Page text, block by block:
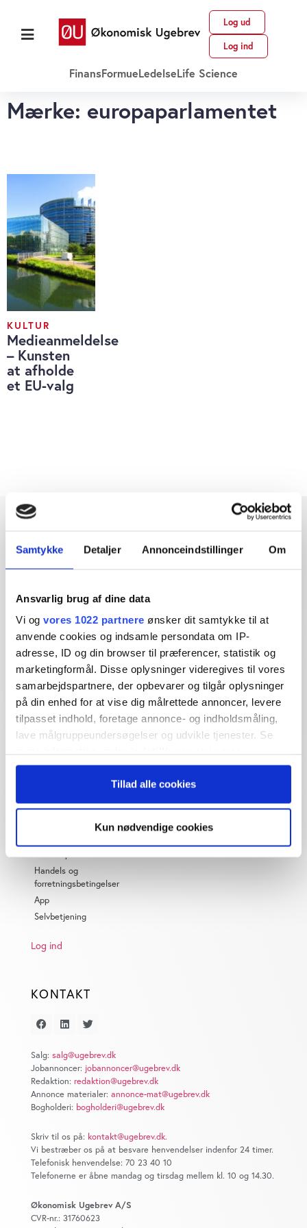
Samtykke Detaljer Annonceindstillinger Om
Ansvarlig brug af dine data
Vi og vores 1022 partnere ønsker dit samtykke til at
anvende cookies og indsamle persondata om IP-
adresse, ID og din browser til præferencer, statistik og
marketingformål. Disse oplysninger videregives til vores
samarbejdspartnere, der opbevarer og tilgår oplysninger
på din enhed for at vise dig målrettede annoncer, levere
tilpasset indhold, foretage annonce- og indholdsmåling,
lave målgruppeundersøgelser og udvikle tjenester. Se
persondatapolitik. Du kan altid trække dit samtykke
tilbage eller ændre indstillinger fra vores
"Cookiedeklaration", eller ved at trykke på "Privacy
Hvis du tillader det, vil vi også gerne:
Indsamle præcise oplysninger om din placering,
der kan være nøjagtig inden for få meter
dens unikke karakteristika (fingerprinting)
din brug af vores website med vores partnere inden for
analysepartnere. Vores partnere kan kombinere disse
data med andre oplysninger, du har givet dem, eller som
de har indsamlet fra din brug af deres tjenester. Du
samtykker til vores cookies, hvis du fortsætter med at
Tillad alle cookies
Kun nødvendige cookies
Log ud
Log ind
FinansFormueLedelseLife Science
Mærke: europaparlamentet
KULTUR
Medieanmeldelse
– Kunsten
at afholde
et EU-valg
Dybdegående og original
journalistik siden 1994
Økonomisk Ugebrev har i mere end 25 år leveret indsigtsfuld
og dagsordensættende journalistik og analyser til læserne og
den brede offentlighed.
Vi tager ansvar for vores indhold og er tilmeldt:
Handels og
forretningsbetingelser
App
Selvbetjening
Log ind
KONTAKT
Salg: salg@ugebrev.dk
Jobannoncer: jobannoncer@ugebrev.dk
Redaktion: redaktion@ugebrev.dk
Annonce materialer: annonce-mat@ugebrev.dk
Bogholderi: bogholderi@ugebrev.dk
Skriv til os på: kontakt@ugebrev.dk.
Vi bestræber os på at besvare henvendelser indenfor 24 timer.
Telefonisk henvendelse: 70 23 40 10
Telefonerne er åbne mandag og tirsdag mellem kl. 10 og 14.30.
Økonomisk Ugebrev A/S
CVR-nr.: 31760623